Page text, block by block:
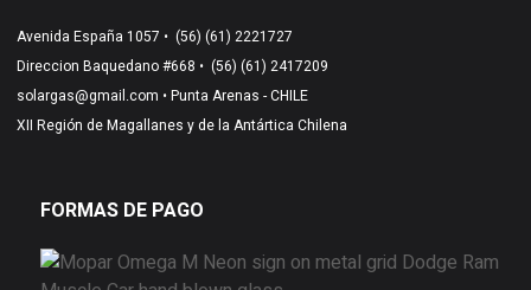
Avenida España 1057 • (56) (61) 2221727
Direccion Baquedano #668 • (56) (61) 2417209
solargas@gmail.com • Punta Arenas - CHILE
XII Región de Magallanes y de la Antártica Chilena
FORMAS DE PAGO